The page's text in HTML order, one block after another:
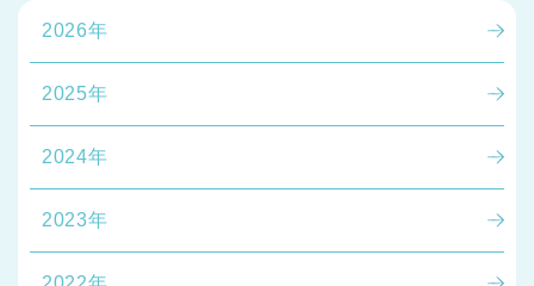
2026年
2025年
2024年
2023年